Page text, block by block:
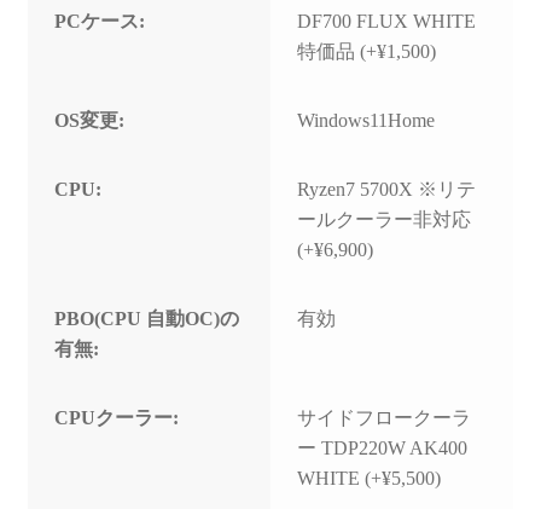
PCケース:
DF700 FLUX WHITE
特価品 (+¥1,500)
OS変更: Windows11Home
CPU:
Ryzen7 5700X ※リテ
ールクーラー非対応
(+¥6,900)
PBO(CPU 自動OC)の
有無:
有効
CPUクーラー:
サイドフロークーラ
ー TDP220W AK400
WHITE (+¥5,500)